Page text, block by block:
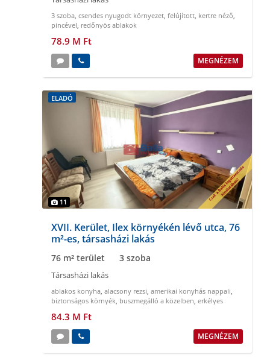
3 szoba, csendes nyugodt környezet, felújított, kertre néző,
pincével, redőnyös ablakok
78.9 M Ft
MEGNÉZEM
ELADÓ
11
XVII. Kerület, Ilex környékén lévő utca, 76
m²-es, társasházi lakás
76 m² terület 3 szoba
Társasházi lakás
ablakos konyha, alacsony rezsi, amerikai konyhás nappali,
biztonságos környék, buszmegálló a közelben, erkélyes
84.3 M Ft
MEGNÉZEM